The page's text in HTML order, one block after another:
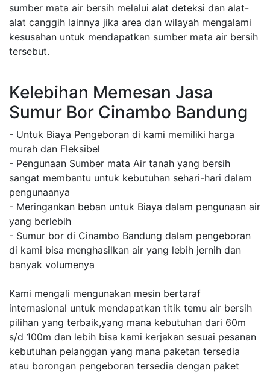
sumber mata air bersih melalui alat deteksi dan alat-
alat canggih lainnya jika area dan wilayah mengalami
kesusahan untuk mendapatkan sumber mata air bersih
tersebut.
Kelebihan Memesan Jasa
Sumur Bor Cinambo Bandung
- Untuk Biaya Pengeboran di kami memiliki harga
murah dan Fleksibel
- Pengunaan Sumber mata Air tanah yang bersih
sangat membantu untuk kebutuhan sehari-hari dalam
pengunaanya
- Meringankan beban untuk Biaya dalam pengunaan air
yang berlebih
- Sumur bor di Cinambo Bandung dalam pengeboran
di kami bisa menghasilkan air yang lebih jernih dan
banyak volumenya
Kami mengali mengunakan mesin bertaraf
internasional untuk mendapatkan titik temu air bersih
pilihan yang terbaik,yang mana kebutuhan dari 60m
s/d 100m dan lebih bisa kami kerjakan sesuai pesanan
kebutuhan pelanggan yang mana paketan tersedia
atau borongan pengeboran tersedia dengan paket